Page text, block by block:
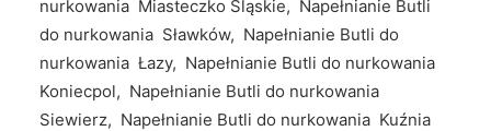
nurkowania Miasteczko Śląskie, Napełnianie Butli
do nurkowania Sławków, Napełnianie Butli do
nurkowania Łazy, Napełnianie Butli do nurkowania
Koniecpol, Napełnianie Butli do nurkowania
Siewierz, Napełnianie Butli do nurkowania Kuźnia